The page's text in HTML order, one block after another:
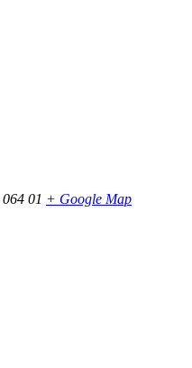
064 01 + Google Map